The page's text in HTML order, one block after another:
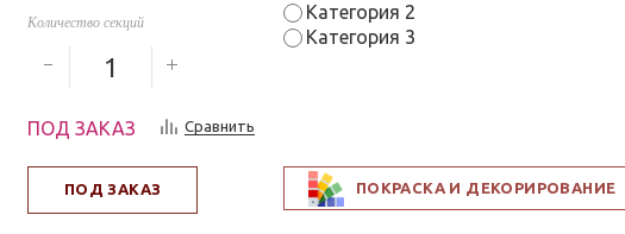
Количество секций
ПОД ЗАКАЗ Сравнить
Категория 2
Категория 3
ПОД ЗАКАЗ ПОКРАСКА И ДЕКОРИРОВАНИЕ